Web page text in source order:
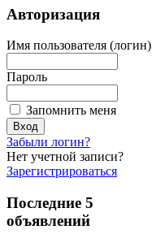
Авторизация
Имя пользователя (логин)
Пароль
Запомнить меня
Забыли логин?
Нет учетной записи?
Зарегистрироваться
Последние 5
объявлений